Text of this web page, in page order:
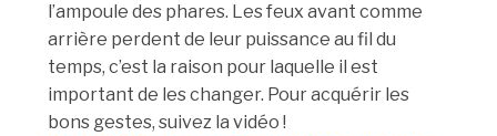
l’ampoule des phares. Les feux avant comme
arrière perdent de leur puissance au fil du
temps, c’est la raison pour laquelle il est
important de les changer. Pour acquérir les
bons gestes, suivez la vidéo !